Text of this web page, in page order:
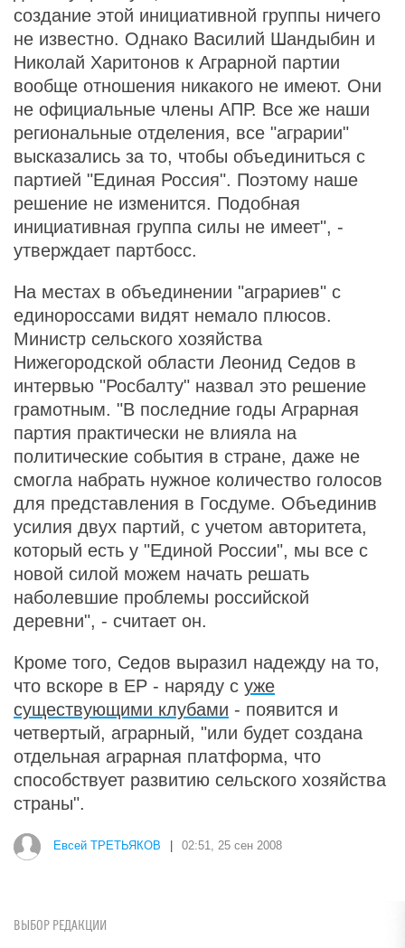
создание этой инициативной группы ничего
не известно. Однако Василий Шандыбин и
Николай Харитонов к Аграрной партии
вообще отношения никакого не имеют. Они
не официальные члены АПР. Все же наши
региональные отделения, все "аграрии"
высказались за то, чтобы объединиться с
партией "Единая Россия". Поэтому наше
решение не изменится. Подобная
инициативная группа силы не имеет", -
утверждает партбосс.
На местах в объединении "аграриев" с
единороссами видят немало плюсов.
Министр сельского хозяйства
Нижегородской области Леонид Седов в
интервью "Росбалту" назвал это решение
грамотным. "В последние годы Аграрная
партия практически не влияла на
политические события в стране, даже не
смогла набрать нужное количество голосов
для представления в Госдуме. Объединив
усилия двух партий, с учетом авторитета,
который есть у "Единой России", мы все с
новой силой можем начать решать
наболевшие проблемы российской
деревни", - считает он.
Кроме того, Седов выразил надежду на то,
что вскоре в ЕР - наряду с уже
существующими клубами - появится и
четвертый, аграрный, "или будет создана
отдельная аграрная платформа, что
способствует развитию сельского хозяйства
страны".
Евсей ТРЕТЬЯКОВ 02:51, 25 сен 2008
ВЫБОР РЕДАКЦИИ